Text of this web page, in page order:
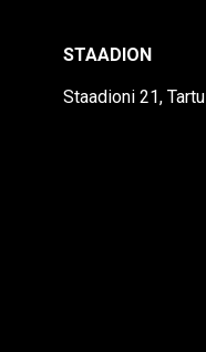
STAADION
Staadioni 21, Tartu